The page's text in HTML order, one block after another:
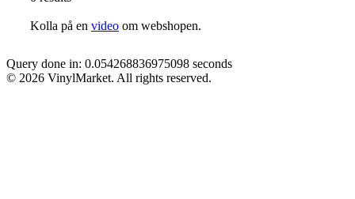
Kolla på en video om webshopen.
Query done in: 0.054268836975098 seconds
© 2026 VinylMarket. All rights reserved.